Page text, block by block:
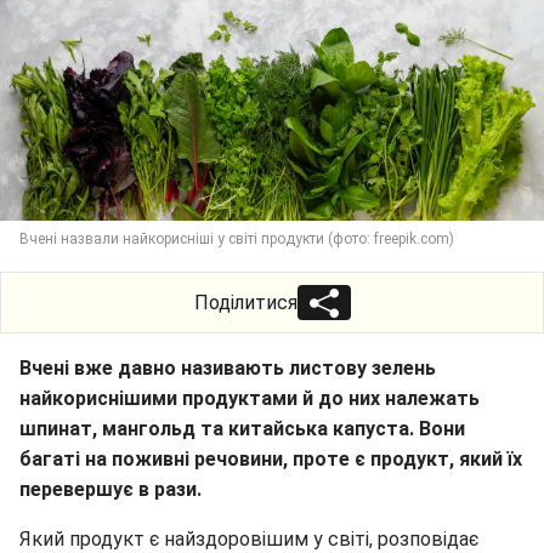
Вчені назвали найкорисніші у світі продукти (фото: freepik.com)
Поділитися
Вчені вже давно називають листову зелень
найкориснішими продуктами й до них належать
шпинат, мангольд та китайська капуста. Вони
багаті на поживні речовини, проте є продукт, який їх
перевершує в рази.
Який продукт є найздоровішим у світі, розповідає